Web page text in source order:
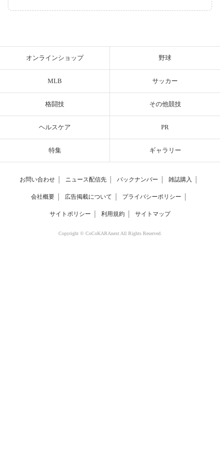
オンラインショップ 野球
MLB サッカー
格闘技 その他競技
ヘルスケア PR
特集 ギャラリー
お問い合わせ ニュース配信先 バックナンバー 雑誌購入
会社概要 広告掲載について プライバシーポリシー
サイトポリシー 利用規約 サイトマップ
Copyright © CoCoKARAnext All Rights Reserved.